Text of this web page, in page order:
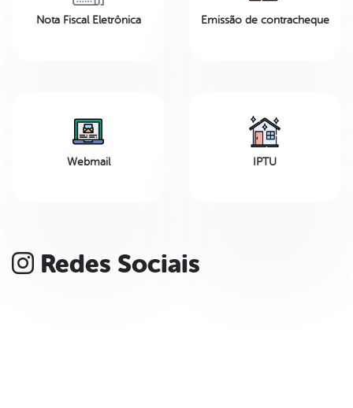
Nota Fiscal Eletrônica Emissão de contracheque
Webmail IPTU
Redes Sociais